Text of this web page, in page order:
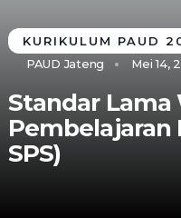
KURIKULUM PAUD
PAUD Jateng
Mei 14,
Standar Lama
Pembelajaran
SPS)